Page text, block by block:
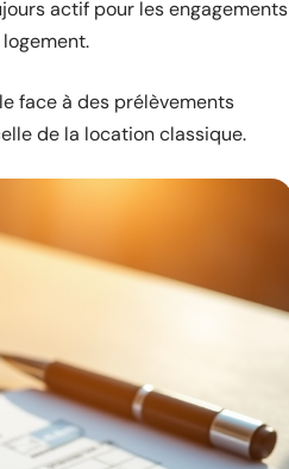
actif pour les engagements
face à des prélèvements
de la location classique.